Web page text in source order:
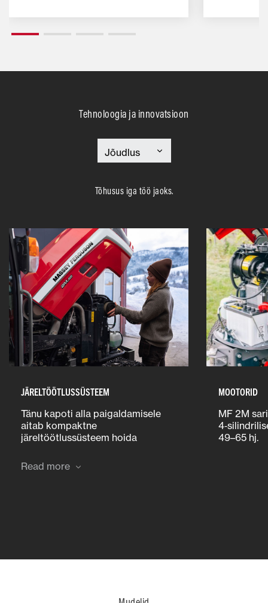
Tehnoloogia ja innovatsioon
Tõhusus iga töö jaoks.
JÄRELTÖÖTLUSSÜSTEEM
Tänu kapoti alla paigaldamisele
aitab kompaktne
järeltöötlussüsteem hoida
Read more
MOOTORID
MF 2M
49–65 hj.